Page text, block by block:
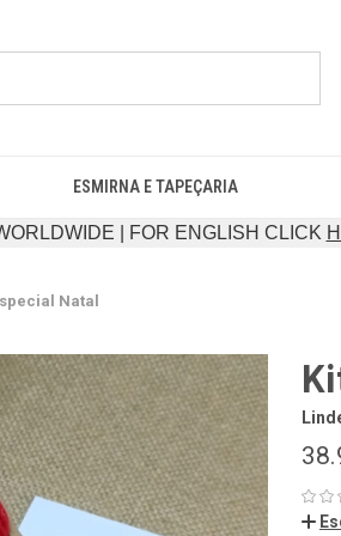
ESMIRNA E TAPEÇARIA
| FOR ENGLISH CLICK
Natal